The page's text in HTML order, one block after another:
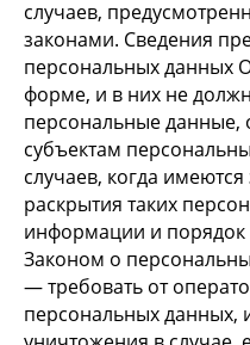
случаев,
законами. Сведения
персональных данных
форме, и в них не
персональные данные,
субъектам
случаев, когда
раскрытия таких
информации и порядок
Законом о
— требовать от
персональных данных,